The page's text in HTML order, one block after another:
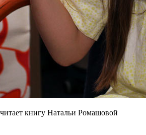
книгу Натальи Ромашовой